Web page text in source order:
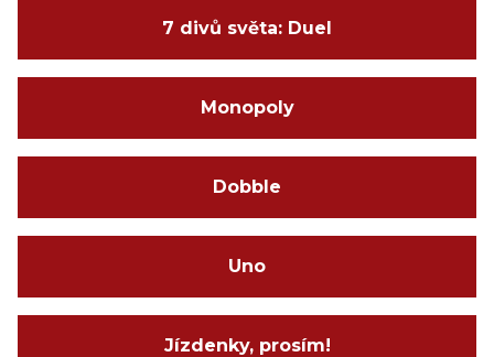
7 divů světa: Duel
Monopoly
Dobble
Uno
Jízdenky, prosím!